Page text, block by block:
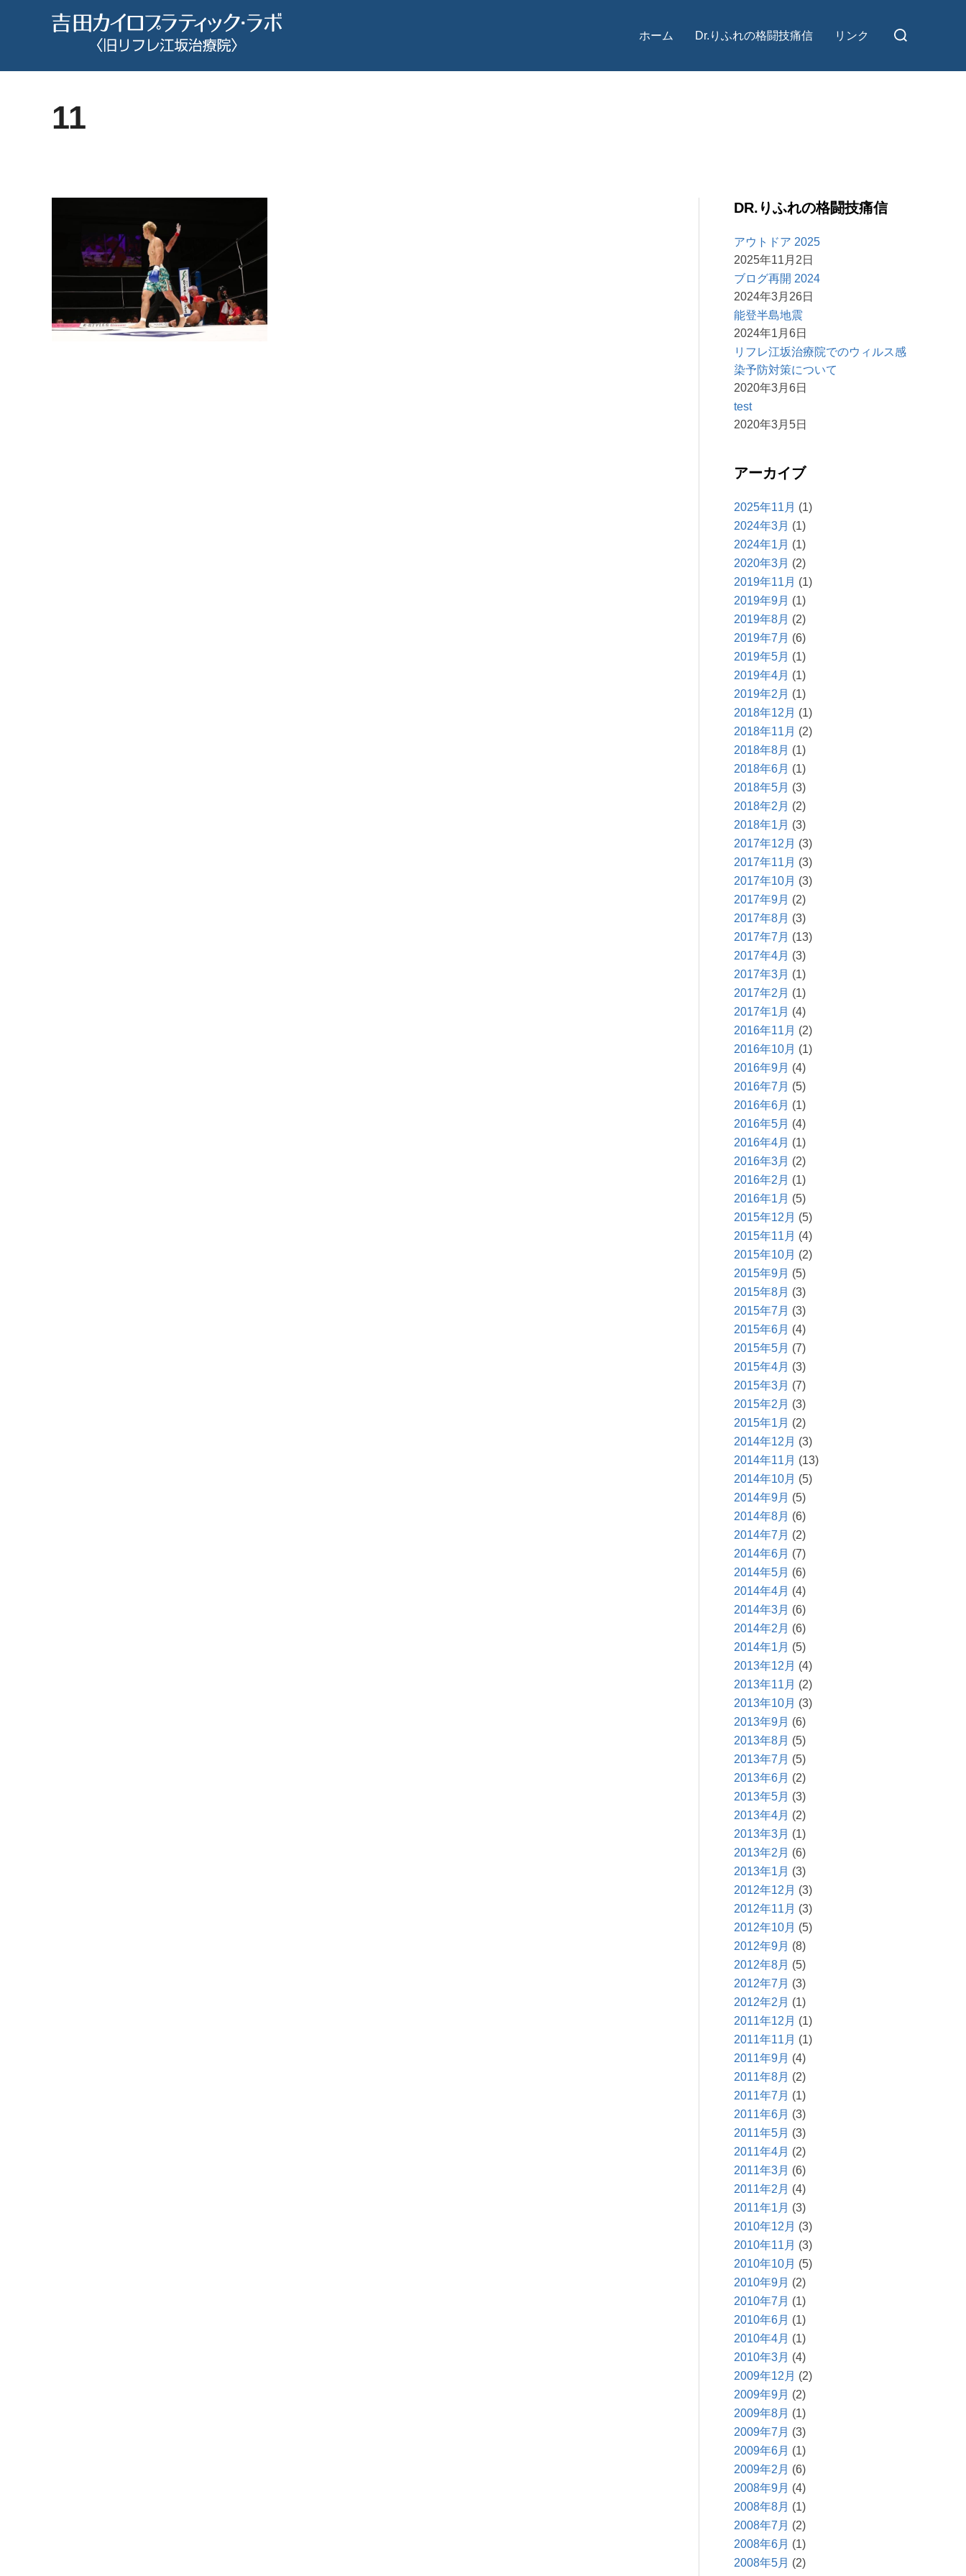
ン
ホーム Dr.りふれの格闘技痛信 リンク
検
11
DR.りふれの格闘技痛信
アウトドア 2025
2025年11月2日
ブログ再開 2024
2024年3月26日
能登半島地震
2024年1月6日
リフレ江坂治療院でのウィルス感
染予防対策について
2020年3月6日
test
2020年3月5日
アーカイブ
2025年11月 (1)
2024年3月 (1)
2024年1月 (1)
2020年3月 (2)
2019年11月 (1)
2019年9月 (1)
2019年8月 (2)
2019年7月 (6)
2019年5月 (1)
2019年4月 (1)
2019年2月 (1)
2018年12月 (1)
2018年11月 (2)
2018年8月 (1)
2018年6月 (1)
2018年5月 (3)
2018年2月 (2)
2018年1月 (3)
2017年12月 (3)
2017年11月 (3)
2017年10月 (3)
2017年9月 (2)
2017年8月 (3)
2017年7月 (13)
2017年4月 (3)
2017年3月 (1)
2017年2月 (1)
2017年1月 (4)
2016年11月 (2)
2016年10月 (1)
2016年9月 (4)
2016年7月 (5)
2016年6月 (1)
2016年5月 (4)
2016年4月 (1)
2016年3月 (2)
2016年2月 (1)
2016年1月 (5)
2015年12月 (5)
2015年11月 (4)
2015年10月 (2)
2015年9月 (5)
2015年8月 (3)
2015年7月 (3)
2015年6月 (4)
2015年5月 (7)
2015年4月 (3)
2015年3月 (7)
2015年2月 (3)
2015年1月 (2)
2014年12月 (3)
2014年11月 (13)
2014年10月 (5)
2014年9月 (5)
2014年8月 (6)
2014年7月 (2)
2014年6月 (7)
2014年5月 (6)
2014年4月 (4)
2014年3月 (6)
2014年2月 (6)
2014年1月 (5)
2013年12月 (4)
2013年11月 (2)
2013年10月 (3)
2013年9月 (6)
2013年8月 (5)
2013年7月 (5)
2013年6月 (2)
2013年5月 (3)
2013年4月 (2)
2013年3月 (1)
2013年2月 (6)
2013年1月 (3)
2012年12月 (3)
2012年11月 (3)
2012年10月 (5)
2012年9月 (8)
2012年8月 (5)
2012年7月 (3)
2012年2月 (1)
2011年12月 (1)
2011年11月 (1)
2011年9月 (4)
2011年8月 (2)
2011年7月 (1)
2011年6月 (3)
2011年5月 (3)
2011年4月 (2)
2011年3月 (6)
2011年2月 (4)
2011年1月 (3)
2010年12月 (3)
2010年11月 (3)
2010年10月 (5)
2010年9月 (2)
2010年7月 (1)
2010年6月 (1)
2010年4月 (1)
2010年3月 (4)
2009年12月 (2)
2009年9月 (2)
2009年8月 (1)
2009年7月 (3)
2009年6月 (1)
2009年2月 (6)
2008年9月 (4)
2008年8月 (1)
2008年7月 (2)
2008年6月 (1)
2008年5月 (2)